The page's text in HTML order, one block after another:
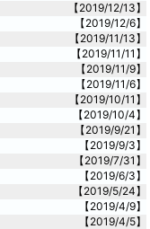
【2019/12/13】
【2019/12/6】
【2019/11/13】
【2019/11/11】
【2019/11/9】
【2019/11/6】
【2019/10/11】
【2019/10/4】
【2019/9/21】
【2019/9/3】
【2019/7/31】
【2019/6/3】
【2019/5/24】
【2019/4/9】
【2019/4/5】